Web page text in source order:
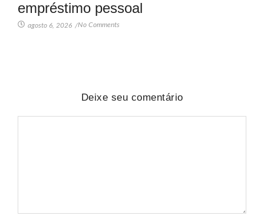
empréstimo pessoal
agosto 6, 2026 /No Comments
Deixe seu comentário